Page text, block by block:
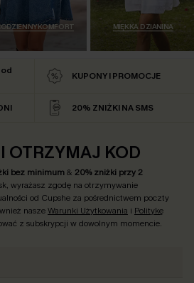
KOMFORT MIĘKKA DZIANINA
od
KUPONY I PROMOCJE
20% ZNIŻKI NA SMS
OTRZYMAJ KOD
bez minimum& 20% zniżki przy 2
wyrażasz zgodę na otrzymywanie
od Cupshe za pośrednictwem poczty
naszeWarunki Użytkowania i Politykę
z subskrypcji w dowolnym momencie.